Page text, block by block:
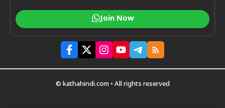
Join Now
© kathahindi.com • All rights reserved